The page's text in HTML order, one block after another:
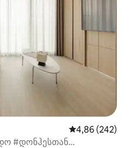
საშუალო
4,86 (242)
#დონჰესთან